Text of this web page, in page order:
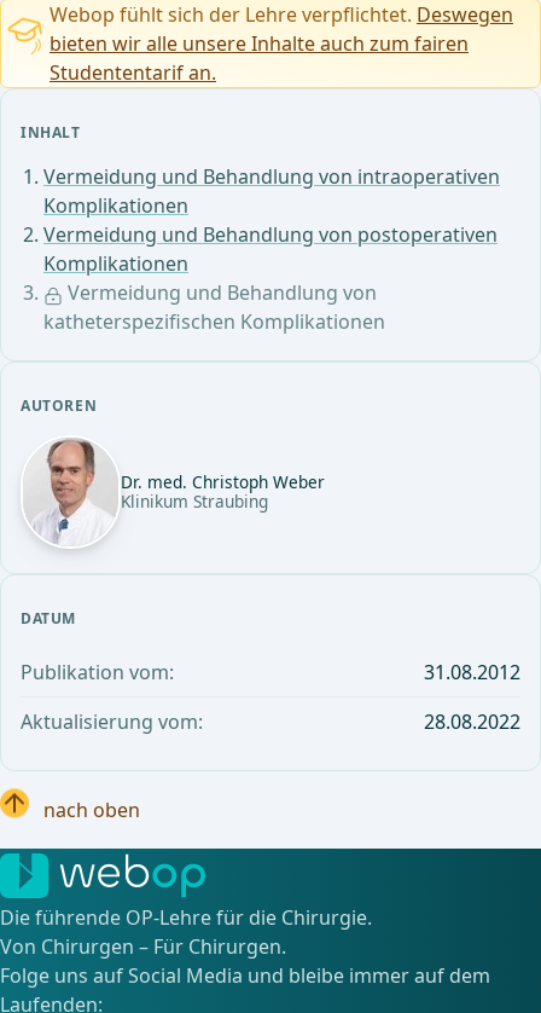
INHALT
Vermeidung und Behandlung von intraoperativen
Komplikationen
Vermeidung und Behandlung von postoperativen
Komplikationen
Vermeidung und Behandlung von
katheterspezifischen Komplikationen
AUTOREN
Dr. med. Christoph Weber
Klinikum Straubing
DATUM
Publikation vom:
31.08.2012
Aktualisierung vom:
28.08.2022
Webop fühlt sich der Lehre verpflichtet. Deswegen
bieten wir alle unsere Inhalte auch zum fairen
Studententarif an.
nach oben
Die führende OP-Lehre für die Chirurgie.
Von Chirurgen – Für Chirurgen.
Folge uns auf Social Media und bleibe immer auf dem
Laufenden: